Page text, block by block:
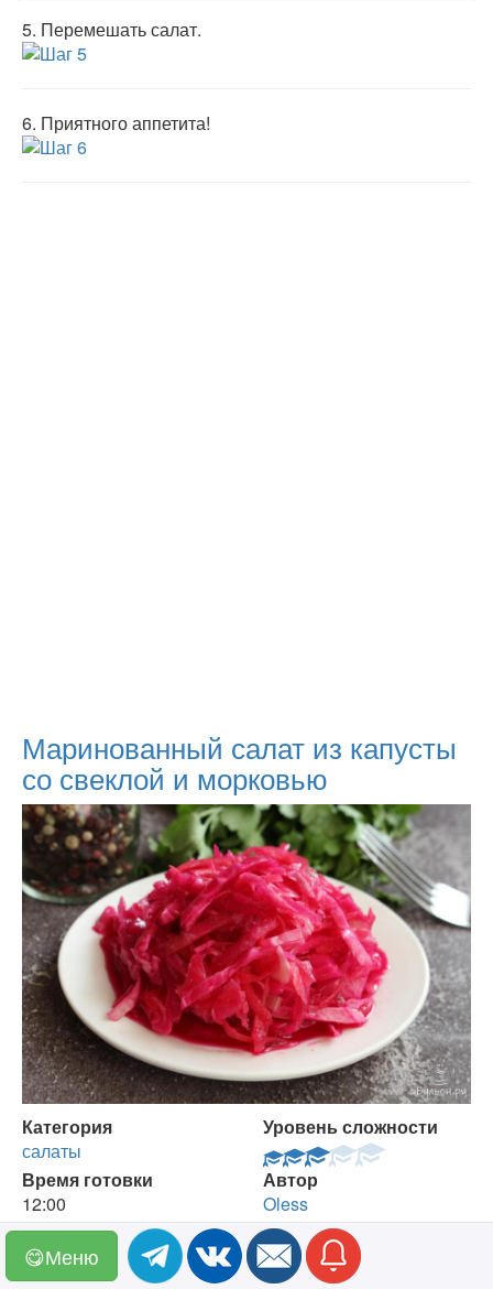
5. Перемешать салат.
6. Приятного аппетита!
Маринованный салат из капусты
со свеклой и морковью
Категория
салаты
Уровень сложности
Время готовки
12:00
Автор
Oless
Время подготовки
0:30
Кухня
русская
Число порций
😋Меню